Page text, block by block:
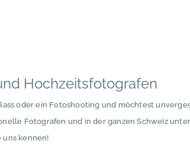
Hochzeitsfotografen
oder ein Fotoshooting und möchtest
Fotografen und in der ganzen Schweiz
uns kennen!